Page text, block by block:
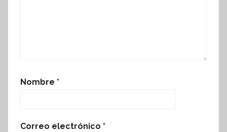
Nombre *
Correo electrónico *